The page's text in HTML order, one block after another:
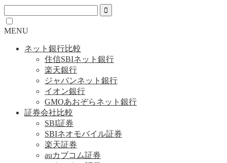
MENU
ネット銀行比較
住信SBIネット銀行
楽天銀行
ジャパンネット銀行
イオン銀行
GMOあおぞらネット銀行
証券会社比較
SBI証券
SBIネオモバイル証券
楽天証券
auカブコム証券